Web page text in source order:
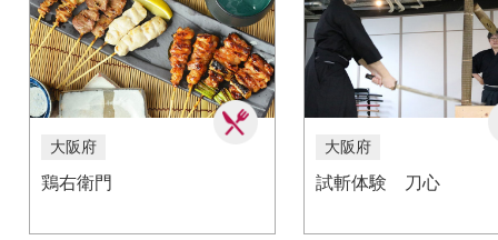
大阪府
鶏右衛門
大阪府
試斬体験 刀心